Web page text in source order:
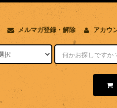
メルマガ登録・解除 アカウ